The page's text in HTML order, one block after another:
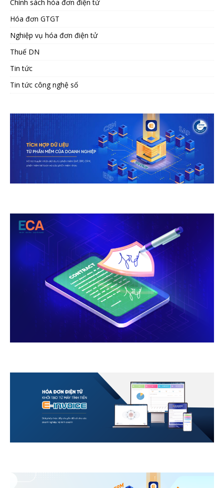
Chính sách hóa đơn điện tử
Hóa đơn GTGT
Nghiệp vụ hóa đơn điện tử
Thuế DN
Tin tức
Tin tức công nghệ số